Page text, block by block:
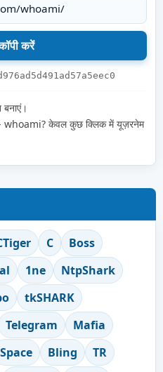
बनाएं।
- whoami? केवल कुछ क्लिक में यूज़रनेम
C
Boss
1ne
NtpShark
tkSHARK
Telegram
Mafia
Space Bling
TR